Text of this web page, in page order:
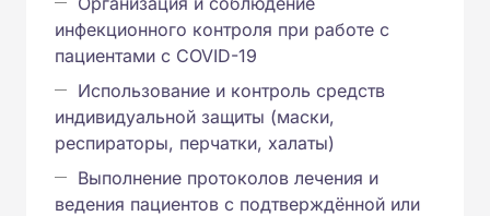
инфекционного контроля при работе с
пациентами с COVID-19
Использование и контроль средств
индивидуальной защиты (маски,
респираторы, перчатки, халаты)
Выполнение протоколов лечения и
ведения пациентов с подтверждённой или